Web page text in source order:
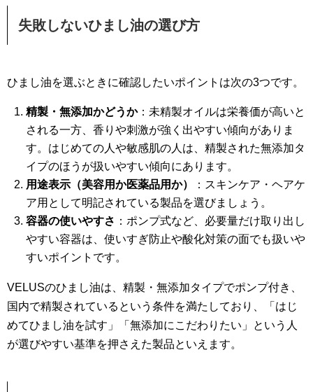
失敗しないひまし油の選び方
ひまし油を選ぶときに確認したいポイントは次の3つです。
精製・無添加かどうか：未精製オイルは栄養価が高いと
される一方、香りや刺激が強く出やすい傾向がありま
す。はじめての人や敏感肌の人は、精製された無添加タ
イプのほうが扱いやすい傾向にあります。
用途表示（美容用か医薬品用か）
：スキンケア・ヘアケ
ア用として明記されている製品を選びましょう。
容器の使いやすさ ：ポンプ式など、必要量だけ取り出し
やすい容器は、使いすぎ防止や酸化対策の面でも扱いや
すいポイントです。
VELUSのひまし油は、精製・無添加タイプでポンプ付き、
国内で精製されているという条件を満たしており、「はじ
めてひまし油を試す」「無添加にこだわりたい」という人
が選びやすい基準を押さえた製品といえます。